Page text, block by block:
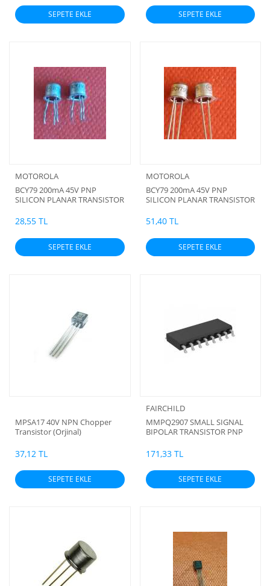
SEPETE EKLE SEPETE EKLE
MOTOROLA
BCY79 200mA 45V PNP
SILICON PLANAR TRANSISTOR
28,55 TL
SEPETE EKLE
MOTOROLA
BCY79 200mA 45V PNP
SILICON PLANAR TRANSISTOR
51,40 TL
SEPETE EKLE
MPSA17 40V NPN Chopper
Transistor (Orjinal)
37,12 TL
SEPETE EKLE
FAIRCHILD
MMPQ2907 SMALL SIGNAL
BIPOLAR TRANSISTOR PNP
171,33 TL
SEPETE EKLE